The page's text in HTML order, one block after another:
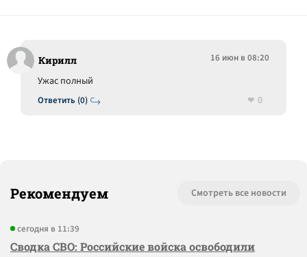
Кирилл 16 июн в 08:20
Ответить (0)
Ужас полный
0
Рекомендуем Смотреть все новости
сегодня в 11:39
Сводка СВО: Российские войска освободили